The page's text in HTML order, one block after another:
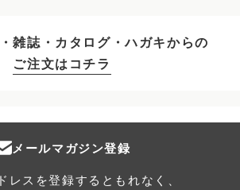
雑誌・カタログ・ハガキからの
ご注文はコチラ
メールマガジン登録
レスを登録するともれなく、